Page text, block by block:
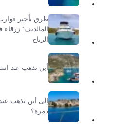
طرق تأجير
المالديف"
الرياح
أين تذهب عند
إلى أين تذهب
دمرة؟